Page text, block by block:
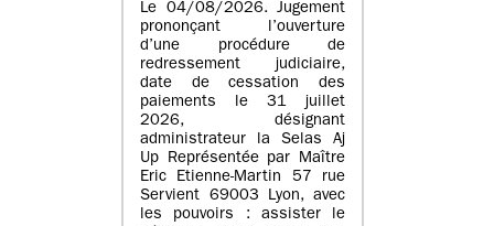
Le 04/08/2026. Jugement
prononçant l’ouverture
d’une procédure de
redressement judiciaire,
date de cessation des
paiements le 31 juillet
2026, désignant
administrateur la Selas Aj
Up Représentée par Maître
Eric Etienne-Martin 57 rue
Servient 69003 Lyon, avec
les pouvoirs : assister le